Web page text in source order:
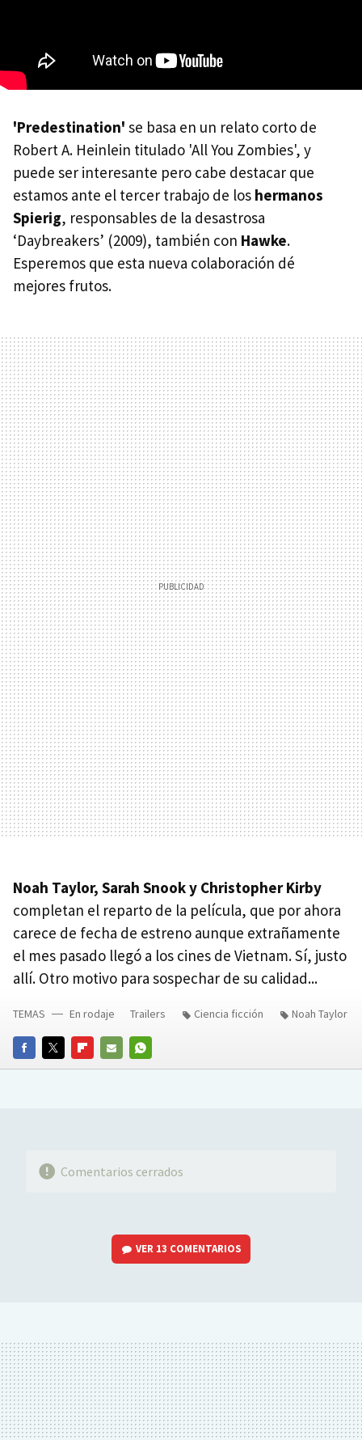
'Predestination' se basa en un relato corto de
Robert A. Heinlein titulado 'All You Zombies', y
puede ser interesante pero cabe destacar que
estamos ante el tercer trabajo de los hermanos
Spierig, responsables de la desastrosa
‘Daybreakers’ (2009), también con Hawke.
Esperemos que esta nueva colaboración dé
mejores frutos.
Noah Taylor, Sarah Snook y Christopher Kirby
completan el reparto de la película, que por ahora
carece de fecha de estreno aunque extrañamente
el mes pasado llegó a los cines de Vietnam. Sí, justo
allí. Otro motivo para sospechar de su calidad...
FACEBOOKTWITTERFLIPBOARD
E-
WHATSAPP
TEMAS En rodaje Trailers Ciencia ficción Noah Taylor
Comentarios cerrados
VER 13 COMENTARIOS